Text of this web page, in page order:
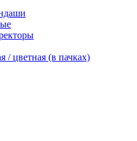
/ цветная (в пачках)